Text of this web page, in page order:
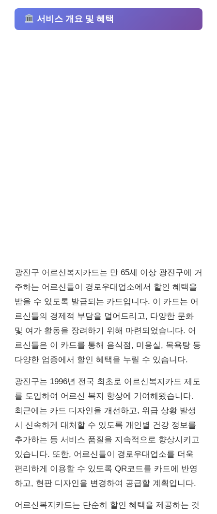
서비스 개요 및 혜택
광진구 어르신복지카드는 만 65세 이상 광진구에 거
주하는 어르신들이 경로우대업소에서 할인 혜택을
받을 수 있도록 발급되는 카드입니다. 이 카드는 어
르신들의 경제적 부담을 덜어드리고, 다양한 문화
및 여가 활동을 장려하기 위해 마련되었습니다. 어
르신들은 이 카드를 통해 음식점, 미용실, 목욕탕 등
다양한 업종에서 할인 혜택을 누릴 수 있습니다.
광진구는 1996년 전국 최초로 어르신복지카드 제도
를 도입하여 어르신 복지 향상에 기여해왔습니다.
최근에는 카드 디자인을 개선하고, 위급 상황 발생
시 신속하게 대처할 수 있도록 개인별 건강 정보를
추가하는 등 서비스 품질을 지속적으로 향상시키고
있습니다. 또한, 어르신들이 경로우대업소를 더욱
편리하게 이용할 수 있도록 QR코드를 카드에 반영
하고, 현판 디자인을 변경하여 공급할 계획입니다.
어르신복지카드는 단순히 할인 혜택을 제공하는 것